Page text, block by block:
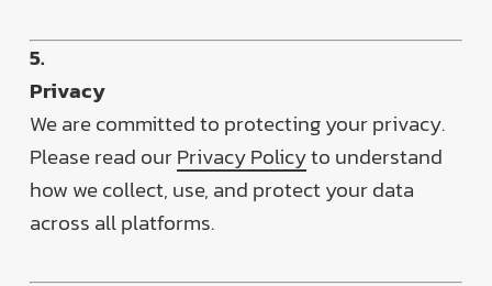
5.
Privacy
We are committed to protecting your privacy.
Please read ourPrivacy Policyto understand
how we collect, use, and protect your data
across all platforms.